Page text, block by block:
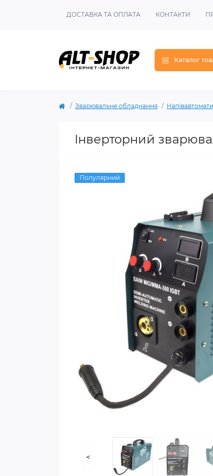
ДОСТАВКА ТА ОПЛАТА КОНТАКТИ
Каталог
Зварювальне обладнання
Інверторний
Популярний
<